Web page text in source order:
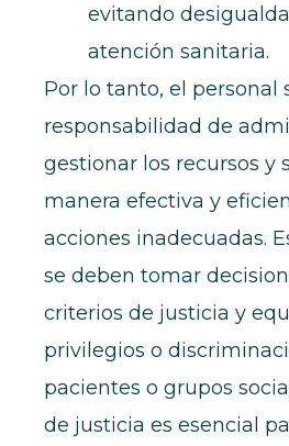
evitando
atención sanitaria.
Por lo tanto, el personal
responsabilidad de
gestionar los recursos y
manera efectiva y
acciones inadecuadas.
se deben tomar
criterios de justicia y
privilegios o
pacientes o grupos
de justicia es esencial